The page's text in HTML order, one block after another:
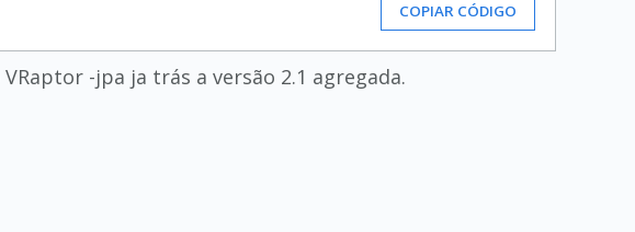
COPIAR CÓDIGO
-jpa ja trás a versão 2.1 agregada.